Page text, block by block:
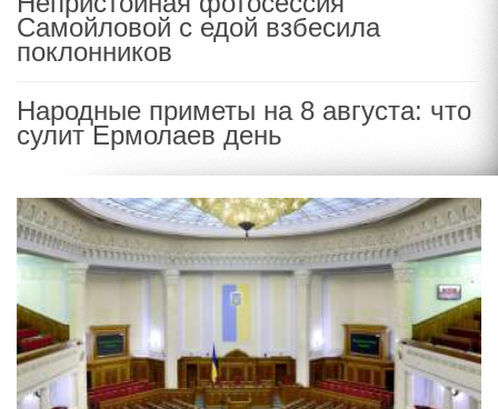
Самойловой с едой взбесила
поклонников
Народные приметы на 8 августа: что
сулит Ермолаев день